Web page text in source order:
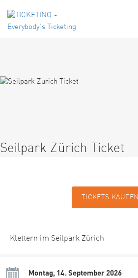
Seilpark Zürich Ticket
TICKETS KAUFEN
Klettern im Seilpark Zürich
Montag, 14. September 2026